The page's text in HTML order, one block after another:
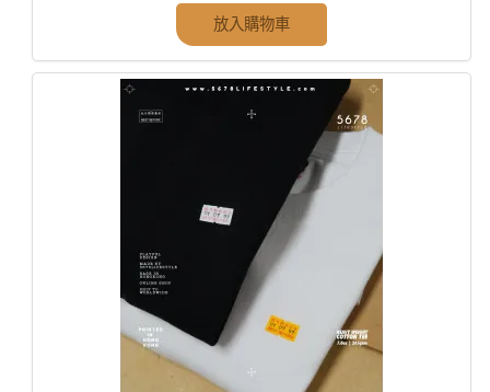
放入購物車